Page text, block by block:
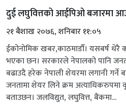
दुई लघुवित्तको आईपिओ बजारमा
२१ बैशाख २०७६, शनिबार ११:०५
ईकोनोमिक खबर,काठमाडौँ। यसबर्ष
भएका छन। सरकारले नेपालको पानि
बढाउदै हरेक नेपाली शेयरमा लगानी गर्ने
जनतामा शेयर लिने क्रम अत्याधिकरुपमा
बताउछन। जलविद्युत, लघुवित्त, बैंकमा...